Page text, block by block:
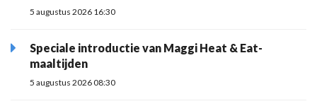
5 augustus 2026 16:30
Speciale introductie van Maggi Heat & Eat-
maaltijden
5 augustus 2026 08:30